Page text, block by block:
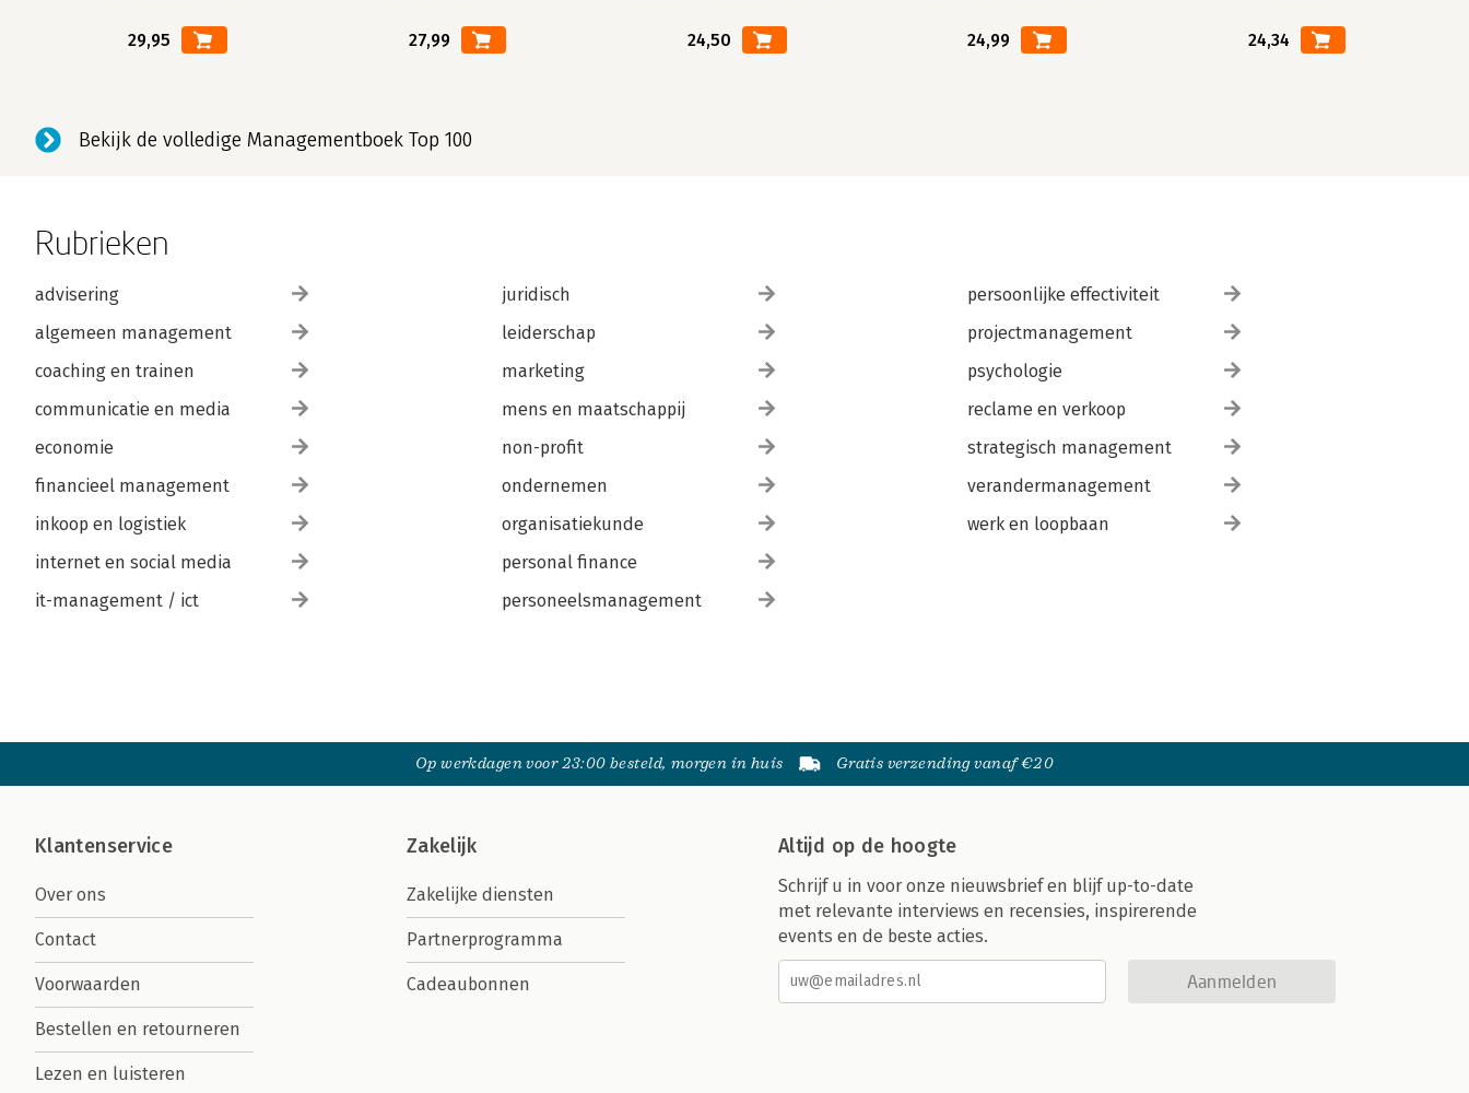
29,95 27,99 24,50 24,99 24,34
Bekijk de volledige Managementboek Top 100
Rubrieken
advisering
algemeen management
coaching en trainen
communicatie en media
economie
financieel management
inkoop en logistiek
internet en social media
it-management / ict
juridisch
leiderschap
marketing
mens en maatschappij
non-profit
ondernemen
organisatiekunde
personal finance
personeelsmanagement
persoonlijke effectiviteit
projectmanagement
psychologie
reclame en verkoop
strategisch management
verandermanagement
werk en loopbaan
Op werkdagen voor 23:00 besteld, morgen in huis Gratis verzending vanaf €20
Klantenservice
Over ons
Contact
Voorwaarden
Bestellen en retourneren
Lezen en luisteren
Zakelijk
Zakelijke diensten
Partnerprogramma
Cadeaubonnen
Altijd op de hoogte
Schrijf u in voor onze nieuwsbrief en blijf up-to-date
met relevante interviews en recensies, inspirerende
events en de beste acties.
Aanmelden